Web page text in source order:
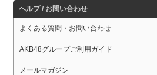
ヘルプ / お問い合わせ
よくある質問・お問い合わせ
AKB48グループご利用ガイド
メールマガジン